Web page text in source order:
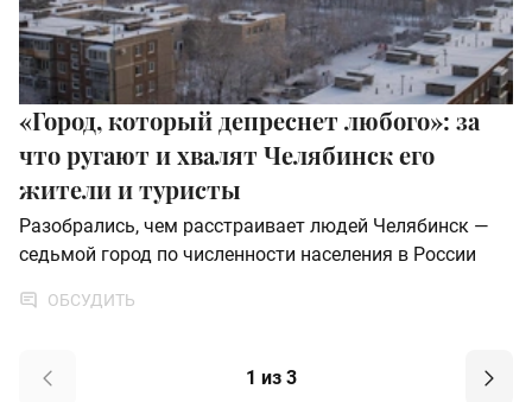
«Город, который депреснет любого»: за
что ругают и хвалят Челябинск его
жители и туристы
Разобрались, чем расстраивает людей Челябинск —
седьмой город по численности населения в России
ОБСУДИТЬ
1 из 3